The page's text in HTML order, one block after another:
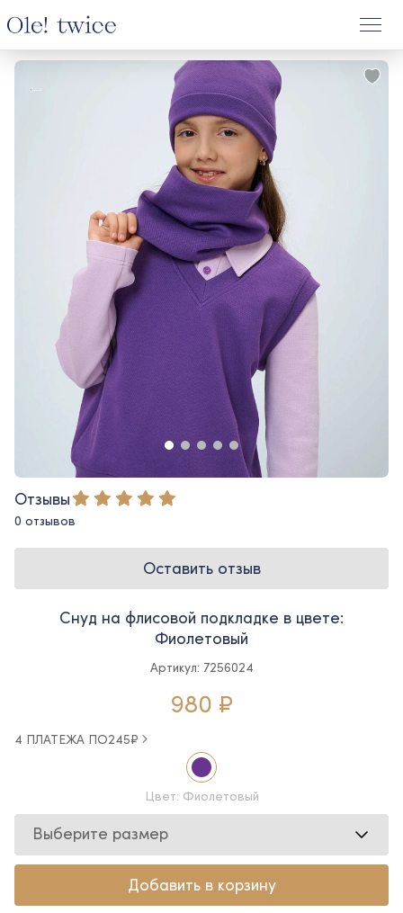
Отзывы
0 отзывов
Оставить отзыв
Снуд на флисовой подкладке в цвете:
Фиолетовый
Артикул: 7256024
980 ₽
4 ПЛАТЕЖА ПО245₽
Цвет: Фиолетовый
Выберите размер
Добавить в корзину